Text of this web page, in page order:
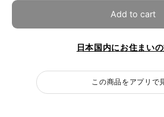
Add to cart
日本国内にお住まい
この商品をアプリで